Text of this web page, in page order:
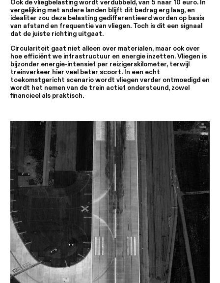
Ook de vliegbelasting wordt verdubbeld, van 5 naar 10 euro. In
vergelijking met andere landen blijft dit bedrag erg laag, en
idealiter zou deze belasting gedifferentieerd worden op basis
van afstand en frequentie van vliegen. Toch is dit een signaal
dat de juiste richting uitgaat.
Circulariteit gaat niet alleen over materialen, maar ook over
hoe efficiënt we infrastructuur en energie inzetten. Vliegen is
bijzonder energie-intensief per reizigerskilometer, terwijl
treinverkeer hier veel beter scoort. In een echt
toekomstgericht scenario wordt vliegen verder ontmoedigd en
wordt het nemen van de trein actief ondersteund, zowel
financieel als praktisch.